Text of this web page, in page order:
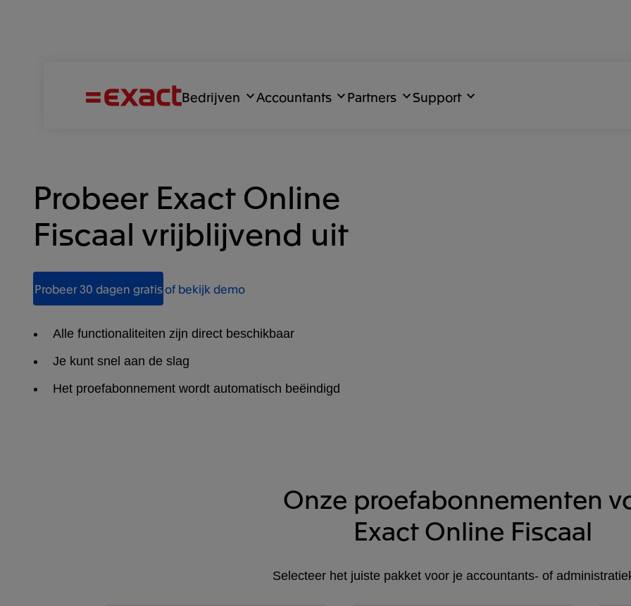
Bedrijven Accountants Partners Support
Probeer Exact Online
Fiscaal vrijblijvend uit
Probeer 30 dagen gratisof bekijk demo
Alle functionaliteiten zijn direct beschikbaar
Je kunt snel aan de slag
Het proefabonnement wordt automatisch beëindigd
Onze proefabonnementen
Exact Online Fiscaal
Selecteer het juiste pakket voor je accountants- of